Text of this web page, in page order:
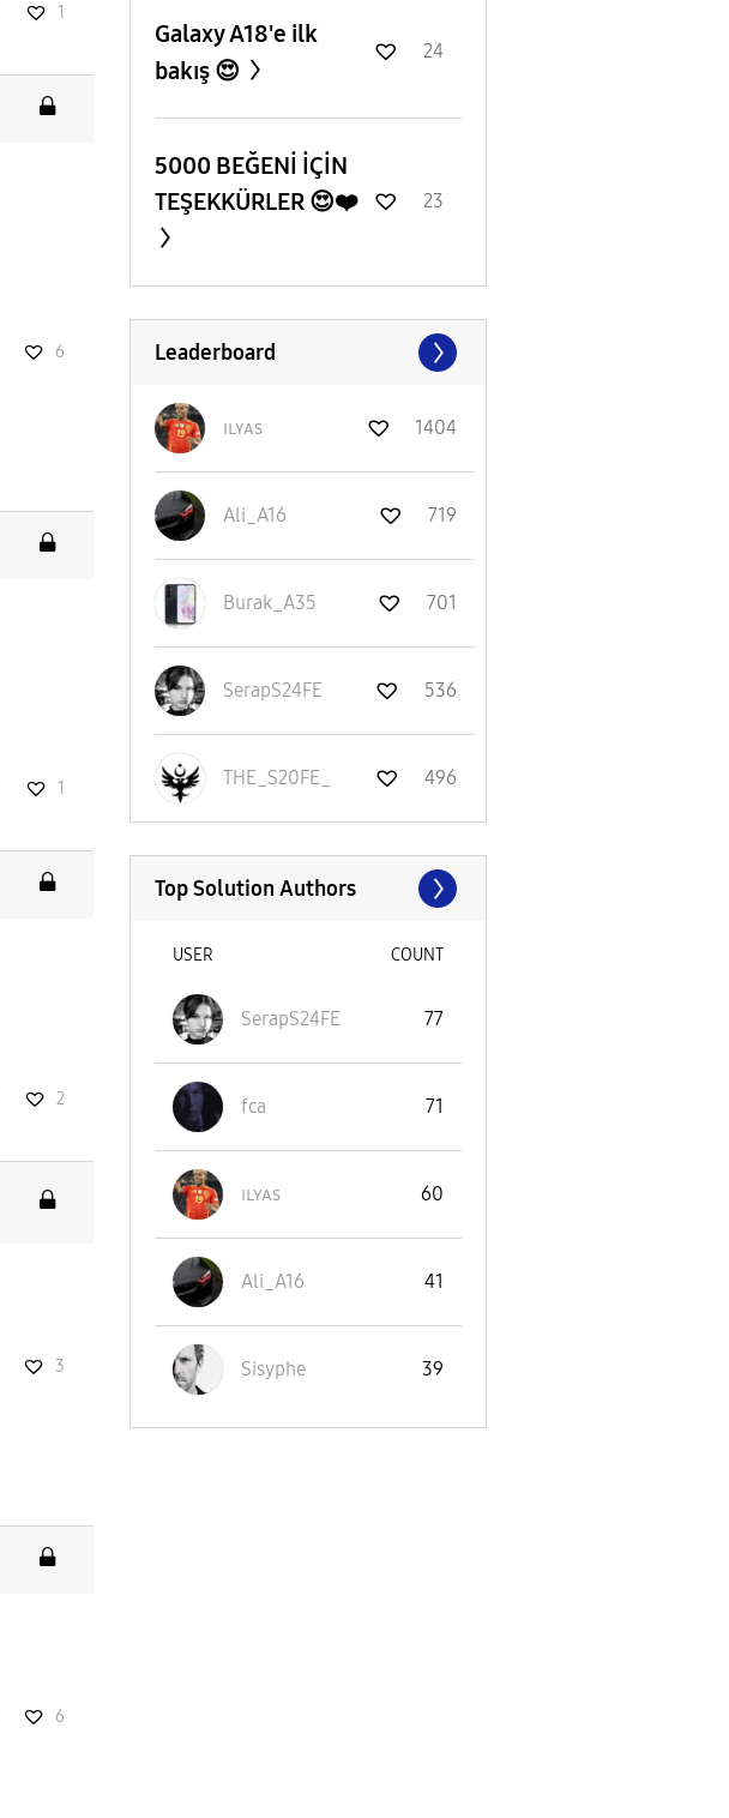
1
6
1
2
3
6
Galaxy A18'e ilk
bakış 😍
24
5000 BEĞENİ İÇİN
TEŞEKKÜRLER 😍❤️
23
Leaderboard
ɪʟʏᴀs 1404
Ali_A16 719
Burak_A35 701
SerapS24FE 536
THE_S20FE_ 496
Top Solution Authors
USER COUNT
SerapS24FE 77
fca 71
ɪʟʏᴀs 60
Ali_A16 41
Sisyphe 39